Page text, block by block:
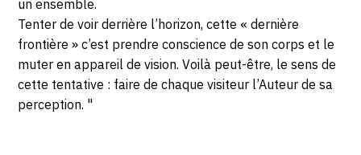
un ensemble.
Tenter de voir derrière l’horizon, cette « dernière
frontière » c’est prendre conscience de son corps et le
muter en appareil de vision. Voilà peut-être, le sens de
cette tentative : faire de chaque visiteur l’Auteur de sa
perception. "